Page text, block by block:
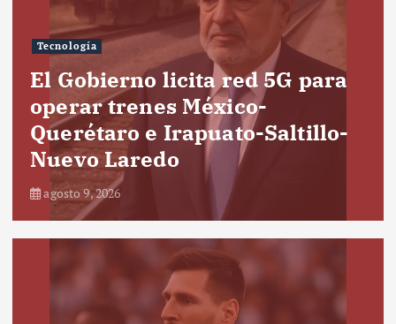
Tecnología
El Gobierno licita red 5G para
operar trenes México-
Querétaro e Irapuato-Saltillo-
Nuevo Laredo
agosto 9, 2026